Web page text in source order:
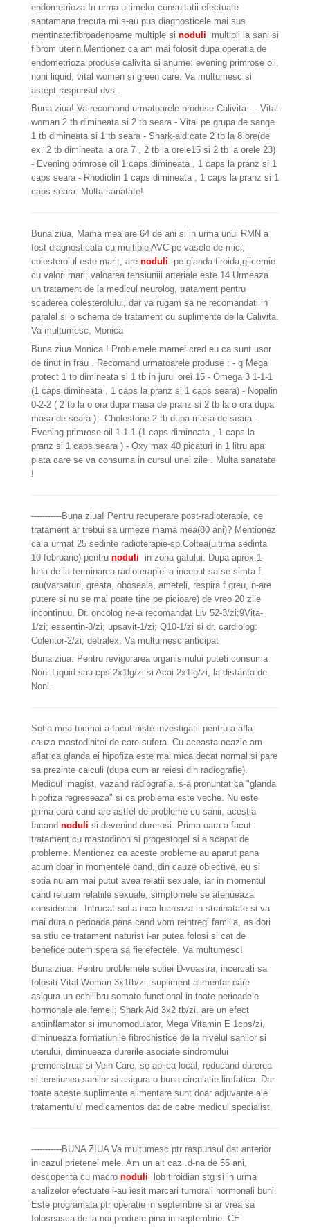
endometrioza.In urma ultimelor consultatii efectuate
saptamana trecuta mi s-au pus diagnosticele mai sus
mentinate:fibroadenoame multiple si noduli
multipli la sani si
fibrom uterin.Mentionez ca am mai folosit dupa operatia de
endometrioza produse calivita si anume: evening primrose oil,
noni liquid, vital women si green care. Va multumesc si
astept raspunsul dvs .
Buna ziua! Va recomand urmatoarele produse Calivita - - Vital
woman 2 tb dimineata si 2 tb seara - Vital pe grupa de sange
1 tb dimineata si 1 tb seara - Shark-aid cate 2 tb la 8 ore(de
ex. 2 tb dimineata la ora 7 , 2 tb la orele15 si 2 tb la orele 23)
- Evening primrose oil 1 caps dimineata , 1 caps la pranz si 1
caps seara - Rhodiolin 1 caps dimineata , 1 caps la pranz si 1
caps seara. Multa sanatate!
Buna ziua, Mama mea are 64 de ani si in urma unui RMN a
fost diagnosticata cu multiple AVC pe vasele de mici;
colesterolul este marit, are noduli
pe glanda tiroida,glicemie
cu valori mari; valoarea tensiuniii arteriale este 14 Urmeaza
un tratament de la medicul neurolog, tratament pentru
scaderea colesterolului, dar va rugam sa ne recomandati in
paralel si o schema de tratament cu suplimente de la Calivita.
Va multumesc, Monica
Buna ziua Monica ! Problemele mamei cred eu ca sunt usor
de tinut in frau . Recomand urmatoarele produse : - q Mega
protect 1 tb dimineata si 1 tb in jurul orei 15 - Omega 3 1-1-1
(1 caps dimineata , 1 caps la pranz si 1 caps seara) - Nopalin
0-2-2 ( 2 tb la o ora dupa masa de pranz si 2 tb la o ora dupa
masa de seara ) - Cholestone 2 tb dupa masa de seara -
Evening primrose oil 1-1-1 (1 caps dimineata , 1 caps la
pranz si 1 caps seara ) - Oxy max 40 picaturi in 1 litru apa
plata care se va consuma in cursul unei zile . Multa sanatate
!
-----------Buna ziua! Pentru recuperare post-radioterapie, ce
tratament ar trebui sa urmeze mama mea(80 ani)? Mentionez
ca a urmat 25 sedinte radioterapie-sp.Coltea(ultima sedinta
10 februarie) pentru noduli
in zona gatului. Dupa aprox.1
luna de la terminarea radioterapiei a inceput sa se simta f.
rau(varsaturi, greata, oboseala, ameteli, respira f greu, n-are
putere si nu se mai poate tine pe picioare) de vreo 20 zile
incontinuu. Dr. oncolog ne-a recomandat Liv 52-3/zi;9Vita-
1/zi; essentin-3/zi; upsavit-1/zi; Q10-1/zi si dr. cardiolog:
Colentor-2/zi; detralex. Va multumesc anticipat
Buna ziua. Pentru revigorarea organismului puteti consuma
Noni Liquid sau cps 2x1lg/zi si Acai 2x1lg/zi, la distanta de
Noni.
Sotia mea tocmai a facut niste investigatii pentru a afla
cauza mastodinitei de care sufera. Cu aceasta ocazie am
aflat ca glanda ei hipofiza este mai mica decat normal si pare
sa prezinte calculi (dupa cum ar reiesi din radiografie).
Medicul imagist, vazand radiografia, s-a pronuntat ca "glanda
hipofiza regreseaza" si ca problema este veche. Nu este
prima oara cand are astfel de probleme cu sanii, acestia
facand noduli si devenind durerosi. Prima oara a facut
tratament cu mastodinon si progestogel si a scapat de
probleme. Mentionez ca aceste probleme au aparut pana
acum doar in momentele cand, din cauze obiective, eu si
sotia nu am mai putut avea relatii sexuale, iar in momentul
cand reluam relatiile sexuale, simptomele se atenueaza
considerabil. Intrucat sotia inca lucreaza in strainatate si va
mai dura o perioada pana cand vom reintregi familia, as dori
sa stiu ce tratament naturist i-ar putea folosi si cat de
benefice putem spera sa fie efectele. Va multumesc!
Buna ziua. Pentru problemele sotiei D-voastra, incercati sa
folositi Vital Woman 3x1tb/zi, supliment alimentar care
asigura un echilibru somato-functional in toate perioadele
hormonale ale femeii; Shark Aid 3x2 tb/zi, are un efect
antiinflamator si imunomodulator, Mega Vitamin E 1cps/zi,
diminueaza formatiunile fibrochistice de la nivelul sanilor si
uterului, diminueaza durerile asociate sindromului
premenstrual si Vein Care, se aplica local, reducand durerea
si tensiunea sanilor si asigura o buna circulatie limfatica. Dar
toate aceste suplimente alimentare sunt doar adjuvante ale
tratamentului medicamentos dat de catre medicul specialist.
-----------BUNA ZIUA Va multumesc ptr raspunsul dat anterior
in cazul prietenei mele. Am un alt caz .d-na de 55 ani,
descoperita cu macro noduli
lob tiroidian stg si in urma
analizelor efectuate i-au iesit marcari tumorali hormonali buni.
Este programata ptr operatie in septembrie si ar vrea sa
foloseasca de la noi produse pina in septembrie. CE